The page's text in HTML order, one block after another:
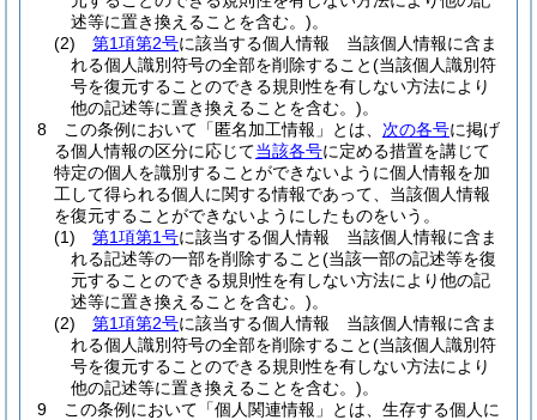
述等に置き換えることを含む。)。
(2)
第1項第2号に該当する個人情報 当該個人情報に含ま
れる個人識別符号の全部を削除すること(当該個人識別符
号を復元することのできる規則性を有しない方法により
他の記述等に置き換えることを含む。)。
8
この条例において「匿名加工情報」とは、 次の各号に掲げ
る個人情報の区分に応じて当該各号に定める措置を講じて
特定の個人を識別することができないように個人情報を加
工して得られる個人に関する情報であって、当該個人情報
を復元することができないようにしたものをいう。
(1)
第1項第1号に該当する個人情報 当該個人情報に含ま
れる記述等の一部を削除すること(当該一部の記述等を復
元することのできる規則性を有しない方法により他の記
述等に置き換えることを含む。)。
(2)
第1項第2号に該当する個人情報 当該個人情報に含ま
れる個人識別符号の全部を削除すること(当該個人識別符
号を復元することのできる規則性を有しない方法により
他の記述等に置き換えることを含む。)。
9
この条例において「個人関連情報」とは、生存する個人に